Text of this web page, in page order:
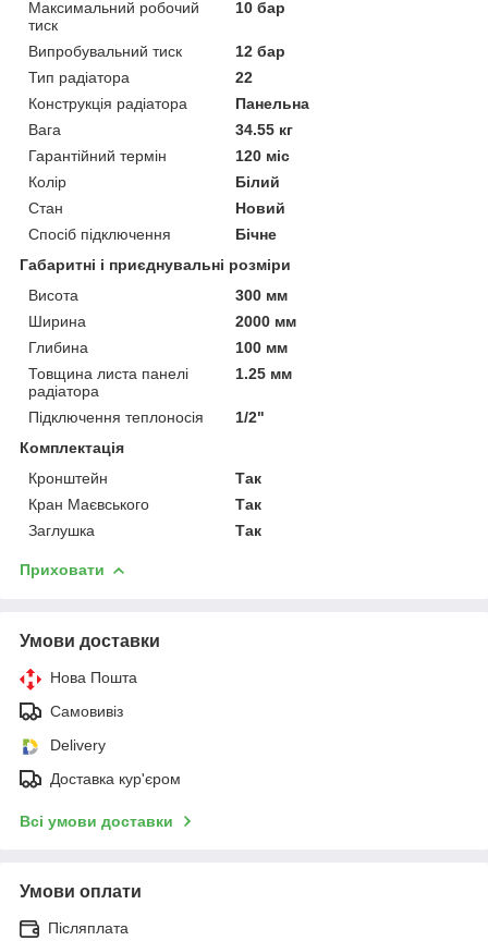
Максимальний робочий
тиск
10 бар
Випробувальний тиск
12 бар
Тип радіатора
22
Конструкція радіатора
Панельна
Вага
34.55 кг
Гарантійний термін
120 міс
Колір
Білий
Стан
Новий
Спосіб підключення
Бічне
Габаритні і приєднувальні розміри
Висота
300 мм
Ширина
2000 мм
Глибина
100 мм
Товщина листа панелі
радіатора
1.25 мм
Підключення теплоносія
1/2"
Комплектація
Кронштейн
Так
Кран Маєвського
Так
Заглушка
Так
Приховати
Умови доставки
Нова Пошта
Самовивіз
Delivery
Доставка кур'єром
Всі умови доставки
Умови оплати
Післяплата